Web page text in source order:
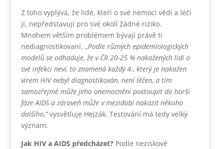
Z toho vyplývá, že lidé, kteří o své nemoci vědí a léčí
ji, nepředstavují pro své okolí žádné riziko.
Mnohem větším problémem bývají právě ti
nediagnostikovaní. „Podle různých epidemiologických
modelů se odhaduje, že v ČR 20-25 % nakažených lidí o
své infekci neví, to znamená každý 4., který je nakažen
virem HIV nebyl diagnostikován, není léčen, a tím
samozřejmě může jeho onemocnění postoupit do horší
fáze AIDS a zároveň může v mezidobí nakazit někoho
dalšího,”vysvětluje Hejzák. Testování má tedy velký
význam.
Jak HIV a AIDS předcházet?Podle neziskové